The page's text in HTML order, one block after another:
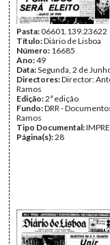
Pasta:06601.139.23622
Título:Diário de Lisboa
Número: 16685
Ano:49
Data:Segunda, 2 de
Directores:Director:
Ramos
Edição:2ª edição
Fundo:DRR -
Ramos
Tipo Documental:
Página(s):28